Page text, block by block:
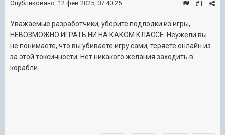
#1
Опубликовано: 12 фев 2025, 07:40:25
Уважаемые разработчики, уберите подлодки из игры,
НЕВОЗМОЖНО ИГРАТЬ НИ НА КАКОМ КЛАССЕ. Неужели вы
не понимаете, что вы убиваете игру сами, теряете онлайн из
за этой токсичности. Нет никакого желания заходить в
корабли.